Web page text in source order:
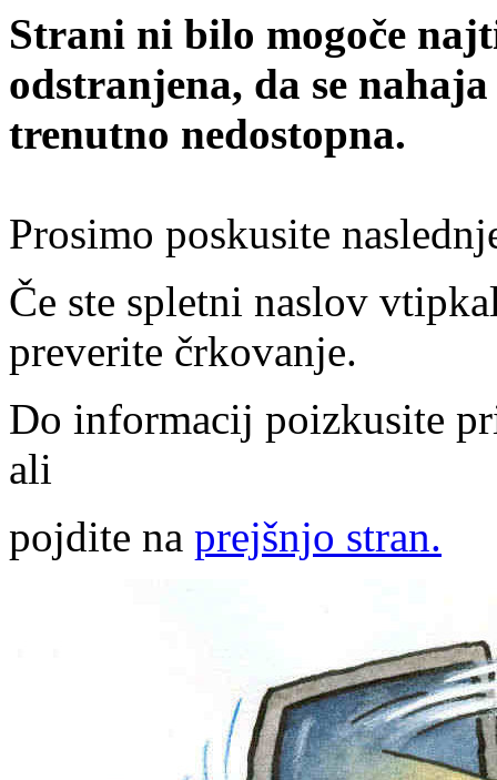
Strani ni bilo mogoče
odstranjena, da se
trenutno nedostopna.
Prosimo poskusite
Če ste spletni naslov
preverite črkovanje.
Do informacij poizkusite
ali
pojdite na prejšnjo stran.